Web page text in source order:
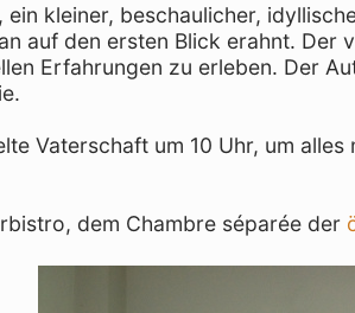
, ein kleiner, beschaulicher,
auf den ersten Blick erahnt. Der
Erfahrungen zu erleben. Der
Vaterschaft um 10 Uhr, um
dem Chambre séparée der